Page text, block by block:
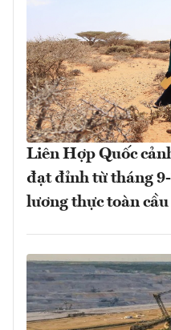
Liên Hợp Quốc
đạt đỉnh từ tháng
lương thực toàn cầu